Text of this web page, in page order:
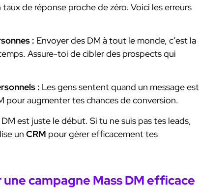
de réponse proche de zéro. Voici les erreurs
: Envoyer des DM à tout le monde, c’est la
Assure-toi de cibler des prospects qui
: Les gens sentent quand un message est
pour augmenter tes chances de conversion.
est juste le début. Si tu ne suis pas tes leads,
un CRM pour gérer efficacement tes
campagne Mass DM efficace